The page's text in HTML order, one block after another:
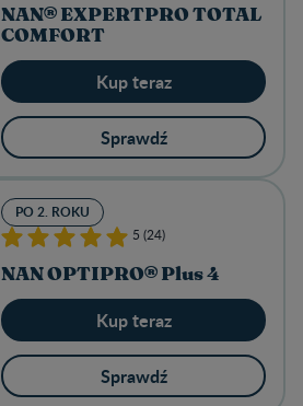
NAN® EXPERTPRO TOTAL
COMFORT
Kup teraz
Sprawdź
PO 2. ROKU
5 (24)
NAN OPTIPRO® Plus 4
Kup teraz
Sprawdź